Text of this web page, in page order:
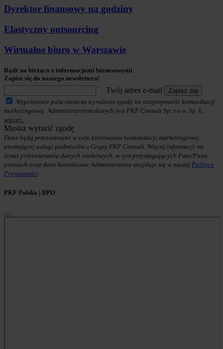
Dyrektor finansowy na godziny
Elastyczny outsourcing
Wirtualne biuro w Warszawie
Bądź na bieżąco z informacjami biznesowymi
Zapisz się do naszego newslettera!
Twój adres e-mail
Zapisz się
Wypełnienie pola oznacza wyrażenie zgody na otrzymywanie komunikacji
marketingowej. Administratorem danych jest PKF Consult Sp. z o.o. Sp. k.
więcej..
Musisz wyrazić zgodę
Dane będą przetwarzane w celu kierowania komunikacji marketingowej
promującej usługi podmiotów z Grupy PKF Consult. Więcej informacji na
temat przetwarzania danych osobowych, w tym przysługujących Pani/Panu
prawach oraz dane kontaktowe Administratora znajduje się w naszej Polityce
Prywatności
PKF Polska | BPO